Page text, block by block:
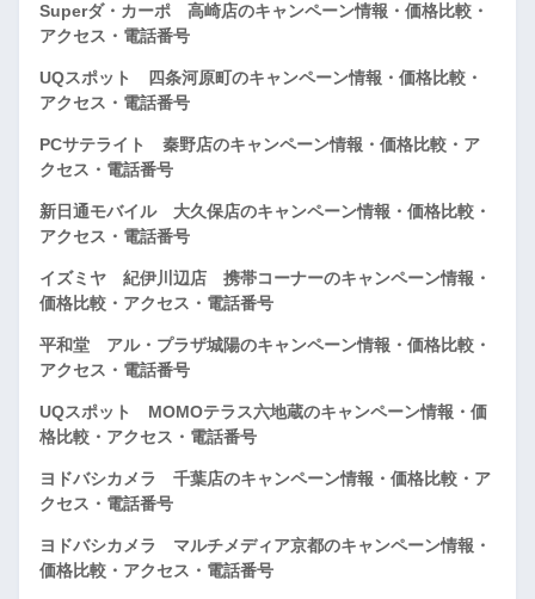
Superダ・カーポ 高崎店のキャンペーン情報・価格比較・
アクセス・電話番号
UQスポット 四条河原町のキャンペーン情報・価格比較・
アクセス・電話番号
PCサテライト 秦野店のキャンペーン情報・価格比較・ア
クセス・電話番号
新日通モバイル 大久保店のキャンペーン情報・価格比較・
アクセス・電話番号
イズミヤ 紀伊川辺店 携帯コーナーのキャンペーン情報・
価格比較・アクセス・電話番号
平和堂 アル・プラザ城陽のキャンペーン情報・価格比較・
アクセス・電話番号
UQスポット MOMOテラス六地蔵のキャンペーン情報・価
格比較・アクセス・電話番号
ヨドバシカメラ 千葉店のキャンペーン情報・価格比較・ア
クセス・電話番号
ヨドバシカメラ マルチメディア京都のキャンペーン情報・
価格比較・アクセス・電話番号